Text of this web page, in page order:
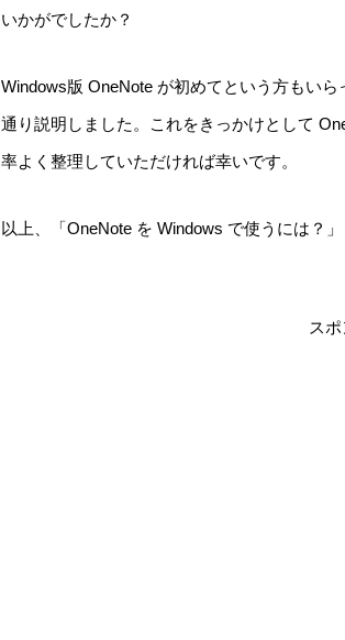
いかがでしたか？
Windows版 OneNote が初めてという方もい
通り説明しました。これをきっかけとして
率よく整理していただければ幸いです。
以上、「OneNote を Windows で使うには？
ス